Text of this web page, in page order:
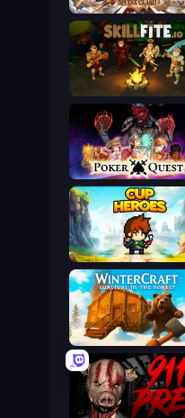
Divine Clash
Skillfite.io
Poker Quest
Cup Heroes